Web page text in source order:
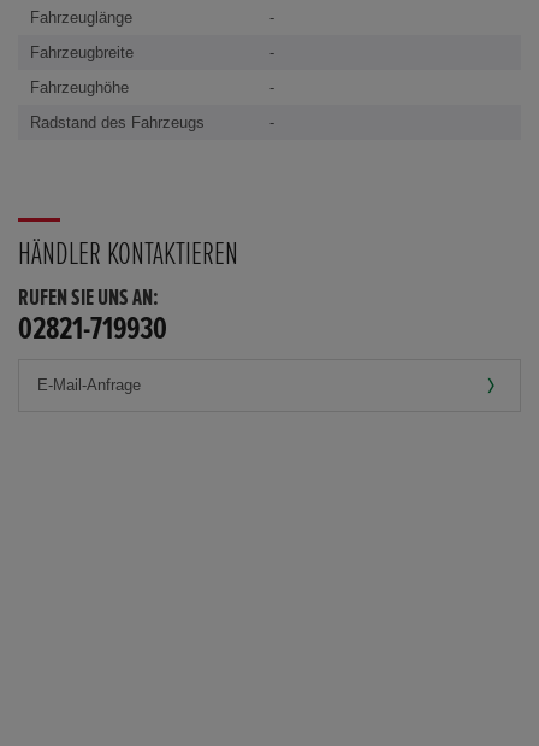
Fahrzeuglänge
-
Fahrzeugbreite
-
Fahrzeughöhe
-
Radstand des Fahrzeugs
-
HÄNDLER KONTAKTIEREN
RUFEN SIE UNS AN:
02821-719930